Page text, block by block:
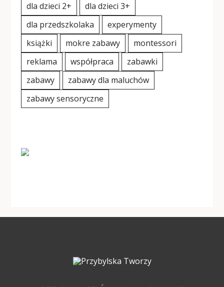
dla dzieci 2+
dla dzieci 3+
dla przedszkolaka
experymenty
książki
mokre zabawy
montessori
reklama
współpraca
zabawki
zabawy
zabawy dla maluchów
zabawy sensoryczne